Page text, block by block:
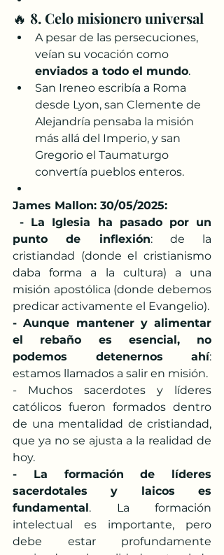
🔥 8. Celo misionero universal
A pesar de las persecuciones,
veían su vocación como
enviados a todo el mundo.
San Ireneo escribía a Roma
desde Lyon, san Clemente de
Alejandría pensaba la misión
más allá del Imperio, y san
Gregorio el Taumaturgo
convertía pueblos enteros.
James Mallon: 30/05/2025:
- La Iglesia ha pasado por un
punto de inflexión: de la
cristiandad (donde el cristianismo
daba forma a la cultura) a una
misión apostólica (donde debemos
predicar activamente el Evangelio).
- Aunque mantener y alimentar
el rebaño es esencial, no
podemos detenernos ahí:
estamos llamados a salir en misión.
- Muchos sacerdotes y líderes
católicos fueron formados dentro
de una mentalidad de cristiandad,
que ya no se ajusta a la realidad de
hoy.
- La formación de líderes
sacerdotales y laicos es
fundamental. La formación
intelectual es importante, pero
debe estar profundamente